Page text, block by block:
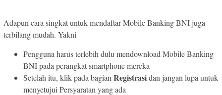
Adapun cara singkat untuk mendaftar Mobile Banking BNI juga
terbilang mudah. Yakni
Pengguna harus terlebih dulu mendownload Mobile Banking
BNI pada perangkat smartphone mereka
Setelah itu, klik pada bagian Registrasidan jangan lupa untuk
menyetujui Persyaratan yang ada